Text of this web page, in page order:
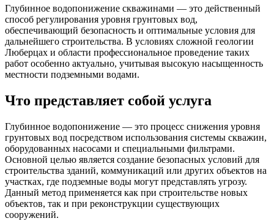
Глубинное водопонижение скважинами — это действенный
способ регулирования уровня грунтовых вод,
обеспечивающий безопасность и оптимальные условия для
дальнейшего строительства. В условиях сложной геологии
Люберцах и области профессиональное проведение таких
работ особенно актуально, учитывая высокую насыщенность
местности подземными водами.
Что представляет собой услуга
Глубинное водопонижение — это процесс снижения уровня
грунтовых вод посредством использования системы скважин,
оборудованных насосами и специальными фильтрами.
Основной целью является создание безопасных условий для
строительства зданий, коммуникаций или других объектов на
участках, где подземные воды могут представлять угрозу.
Данный метод применяется как при строительстве новых
объектов, так и при реконструкции существующих
сооружений.